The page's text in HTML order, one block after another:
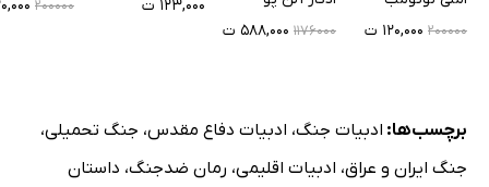
۲۰۰۰۰۰ ۱۲۰,۰۰۰ ت ۱۱۷۶۰۰۰ ۵۸۸,۰۰۰ ت
۱۲۳,۰۰۰ ت
۲۰۰۰۰۰
برچسب‌ها: ادبیات جنگ، ادبیات دفاع مقدس، جنگ تحمیلی،
جنگ ایران و عراق، ادبیات اقلیمی، رمان ضدجنگ، داستان